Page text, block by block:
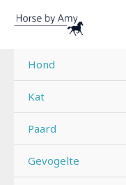
naar
inhoudHond
Kat
Paard
Gevogelte